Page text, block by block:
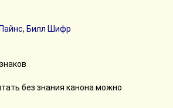
, Билл Шифр
без знания канона можно